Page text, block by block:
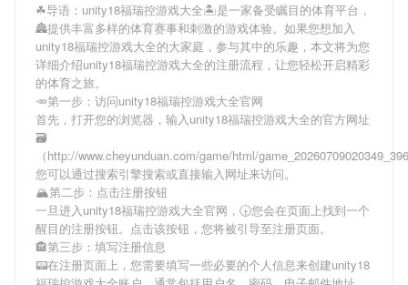
☘导语： unity18福瑞控游戏大全🏝是一家备受瞩目的体育平台，
🏯提供丰富多样的体育赛事和刺激的游戏体验。如果您想加入
unity18福瑞控游戏大全的大家庭，参与其中的乐趣，本文将为您
详细介绍unity18福瑞控游戏大全的注册流程，让您轻松开启精彩
的体育之旅。
🥕第一步：访问unity18福瑞控游戏大全官网
首先，打开您的浏览器，输入unity18福瑞控游戏大全的官方网址
🗃
（http://www.cheyunduan.com/game/html/
您可以通过搜索引擎搜索或直接输入网址来访问。
🏔第二步：点击注册按钮
一旦进入unity18福瑞控游戏大全官网，🕟您会在页面上找到一个
醒目的注册按钮。点击该按钮，您将被引导至注册页面。
🏤第三步：填写注册信息
📟在注册页面上，您需要填写一些必要的个人信息来创建unity18